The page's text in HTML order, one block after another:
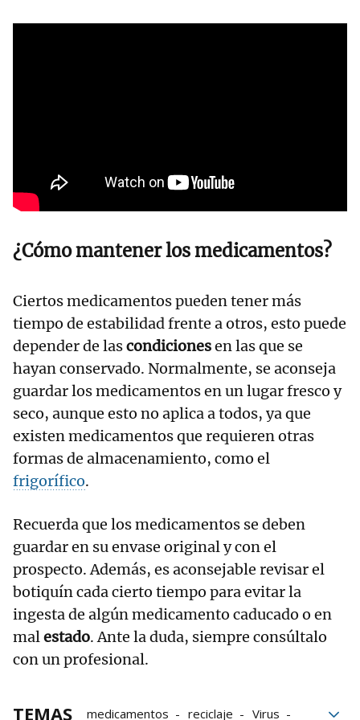
¿Cómo mantener los medicamentos?
Ciertos medicamentos pueden tener más
tiempo de estabilidad frente a otros, esto puede
depender de lascondicionesen las que se
hayan conservado. Normalmente, se aconseja
guardar los medicamentos en un lugar fresco y
seco, aunque esto no aplica a todos, ya que
existen medicamentos que requieren otras
formas de almacenamiento, como el
frigorífico.
Recuerda que los medicamentos se deben
guardar en su envase original y con el
prospecto. Además, es aconsejable revisar el
botiquín cada cierto tiempo para evitar la
ingesta de algún medicamento caducado o en
malestado. Ante la duda, siempre consúltalo
con un profesional.
TEMAS medicamentos reciclaje
Virus